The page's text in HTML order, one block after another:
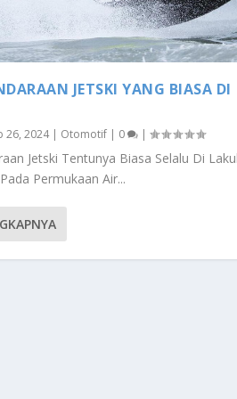
JETSKI YANG BIASA DI
26, 2024| Otomotif | 0 |
Jetski Tentunya Biasa Selalu Di
Permukaan Air...